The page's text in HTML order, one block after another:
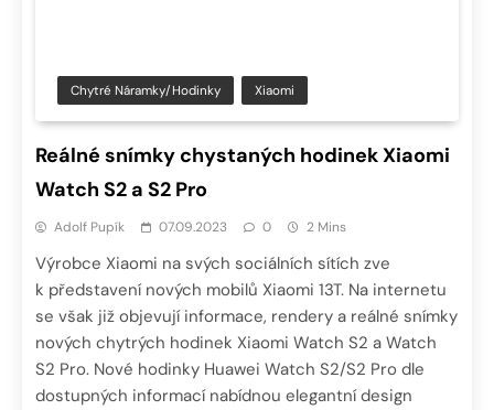
Chytré Náramky/hodinky Xiaomi
Reálné snímky chystaných hodinek Xiaomi
Watch S2 a S2 Pro
Adolf Pupík 07.09.2023 0 2 Mins
Výrobce Xiaomi na svých sociálních sítích zve
k představení nových mobilů Xiaomi 13T. Na internetu
se však již objevují informace, rendery a reálné snímky
nových chytrých hodinek Xiaomi Watch S2 a Watch
S2 Pro. Nové hodinky Huawei Watch S2/S2 Pro dle
dostupných informací nabídnou elegantní design